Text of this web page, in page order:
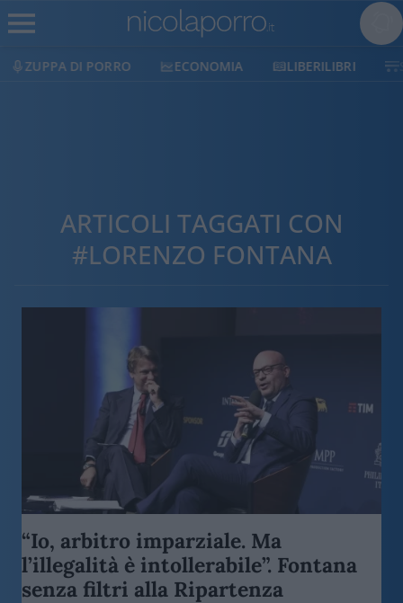
DI PORRO ECONOMIA LIBERILIBRI SHOP
ARTICOLI TAGGATI CON
#LORENZO FONTANA
“Io, arbitro imparziale. Ma
l’illegalità è intollerabile”. Fontana
senza filtri alla Ripartenza